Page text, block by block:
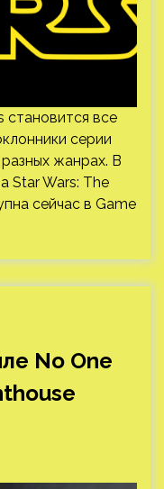
становится все
серии
жанрах. В
Star Wars: The
сейчас в Game
No One